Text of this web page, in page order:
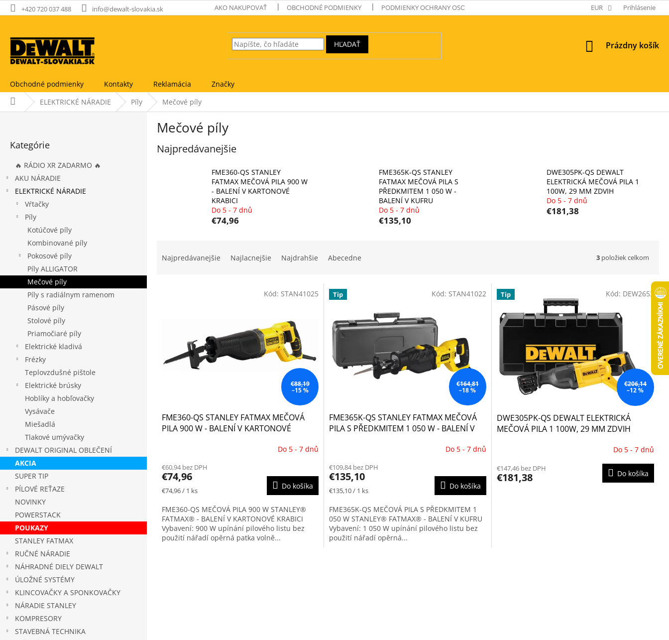
Prejsť
na
+420 720 037 488 info@dewalt-slovakia.sk AKO NAKUPOVAŤ OBCHODNÉ PODMIENKY PODMIENKY OCHRANY OSOBNÝCH ÚDAJOV EUR Prihlásenie
HĽADAŤ
NÁKUPNÝ
Prázdny košík
Obchodné podmienky Kontakty Reklamácia
Značky
DomovELEKTRICKÉ NÁRADIE Píly Mečové píly
kategórie
Kategórie
🔥 RÁDIO XR ZADARMO 🔥
AKU NÁRADIE
ELEKTRICKÉ NÁRADIE
Vŕtačky
Píly
Kotúčové píly
Kombinované píly
Pokosové píly
Píly ALLIGATOR
Mečové píly
Píly s radiálnym ramenom
Pásové píly
Stolové píly
Priamočiaré píly
Elektrické kladivá
Frézky
Teplovzdušné pištole
Elektrické brúsky
Hoblíky a hobľovačky
Vysávače
Miešadlá
Tlakové umývačky
DEWALT ORIGINAL OBLEČENÍ
AKCIA
SUPER TIP
PÍLOVÉ REŤAZE
NOVINKY
POWERSTACK
POUKAZY
STANLEY FATMAX
RUČNÉ NÁRADIE
NÁHRADNÉ DIELY DEWALT
ÚLOŽNÉ SYSTÉMY
KLINCOVAČKY A SPONKOVAČKY
NÁRADIE STANLEY
KOMPRESORY
STAVEBNÁ TECHNIKA
Mečové píly
Najpredávanejšie
FME360-QS STANLEY
FATMAX MEČOVÁ PILA 900 W
- BALENÍ V KARTONOVÉ
KRABICI
Do 5 - 7 dnů
€74,96
FME365K-QS STANLEY
FATMAX MEČOVÁ PILA S
PŘEDKMITEM 1 050 W -
BALENÍ V KUFRU
Do 5 - 7 dnů
€135,10
DWE305PK-QS DEWALT
ELEKTRICKÁ MEČOVÁ PILA 1
100W, 29 MM ZDVIH
Do 5 - 7 dnů
€181,38
Najpredávanejšie Najlacnejšie Najdrahšie Abecedne 3 položiek celkom
€88,19
–15 %
FME360-QS STANLEY FATMAX MEČOVÁ
PILA 900 W - BALENÍ V KARTONOVÉ
produktu
je
4,7
5
hviezdičiek.
Do 5 - 7 dnů
€60,94 bez DPH
€74,96
Jednotková
€74,96 / 1 ks Do košíka
FME360-QS MEČOVÁ PILA 900 W STANLEY®
FATMAX® - BALENÍ V KARTONOVÉ KRABICI
Vybavení: 900 W upínání pilového listu bez
použití nářadí opěrná patka volně...
Kód: STAN41025 Tip
€164,81
–18 %
FME365K-QS STANLEY FATMAX MEČOVÁ
PILA S PŘEDKMITEM 1 050 W - BALENÍ V
Do 5 - 7 dnů
€109,84 bez DPH
€135,10
Jednotková
€135,10 / 1 ks Do košíka
FME365K-QS MEČOVÁ PILA S PŘEDKMITEM 1
050 W STANLEY® FATMAX® - BALENÍ V KUFRU
Vybavení: 1 050 W upínání pilového listu bez
použití nářadí opěrná...
Kód: STAN41022 Tip
€206,14
–12 %
DWE305PK-QS DEWALT ELEKTRICKÁ
MEČOVÁ PILA 1 100W, 29 MM ZDVIH
Do 5 - 7 dnů
€147,46 bez DPH
€181,38 Do košíka
Kód: DEW2653